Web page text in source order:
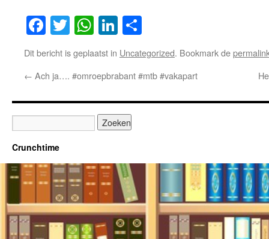
Facebook
TwitterWhatsApp
LinkedIn
Dit bericht is geplaatst in Uncategorized. Bookmark de
← Ach ja…. #omroepbrabant #mtb #vakapart
Crunchtime